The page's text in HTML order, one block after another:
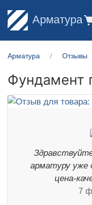
Арматура
Арматура Отзывы
Фундамент
арматуру уже
цена-
7